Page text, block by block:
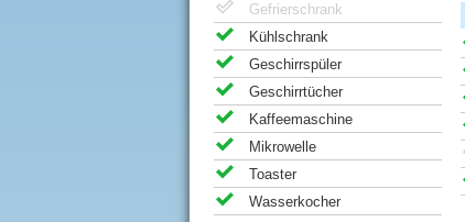
Gefrierschrank
Kühlschrank
Geschirrspüler
Geschirrtücher
Kaffeemaschine
Mikrowelle
Toaster
Wasserkocher